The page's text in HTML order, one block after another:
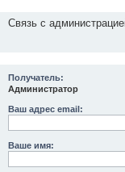
Связь с
Получатель:
Администратор
Ваш адрес email:
Ваше имя: